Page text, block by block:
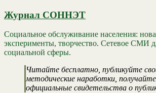
Журнал СОННЭТ
Социальное обслуживание населения:
эксперименты, творчество. Сетевое СМИ
социальной сферы.
Читайте бесплатно, публикуйте
методические наработки, получайте
официальные свидетельства о